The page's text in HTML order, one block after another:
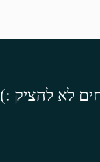
לא להציק :)